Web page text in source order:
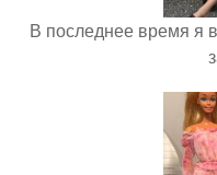
В последнее время я